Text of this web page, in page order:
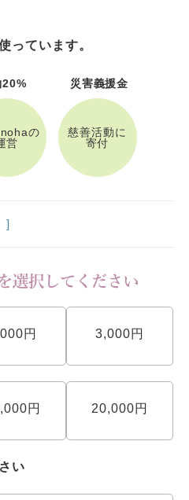
っています。
20%
の
営
災害義援金
慈善活動に
寄付
]
円 3,000円
円 20,000円
い